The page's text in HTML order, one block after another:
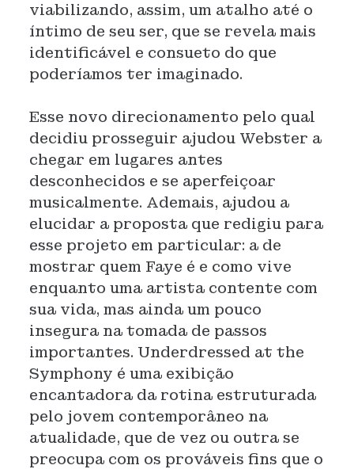
viabilizando, assim, um atalho até o
íntimo de seu ser, que se revela mais
identificável e consueto do que
poderíamos ter imaginado.
Esse novo direcionamento pelo qual
decidiu prosseguir ajudou Webster a
chegar em lugares antes
desconhecidos e se aperfeiçoar
musicalmente. Ademais, ajudou a
elucidar a proposta que redigiu para
esse projeto em particular: a de
mostrar quem Faye é e como vive
enquanto uma artista contente com
sua vida, mas ainda um pouco
insegura na tomada de passos
importantes. Underdressed at the
Symphony é uma exibição
encantadora da rotina estruturada
pelo jovem contemporâneo na
atualidade, que de vez ou outra se
preocupa com os prováveis fins que o